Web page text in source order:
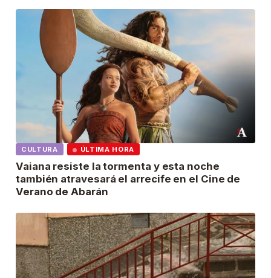
CULTURA ÚLTIMA HORA
Vaiana resiste la tormenta y esta noche
también atravesará el arrecife en el Cine de
Verano de Abarán